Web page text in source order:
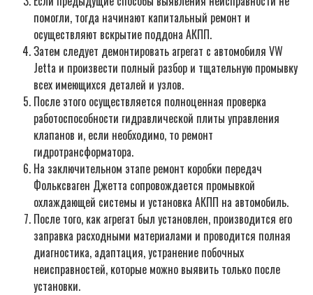
помогли, тогда начинают капитальный ремонт и
осуществляют вскрытие поддона АКПП.
Затем следует демонтировать агрегат с автомобиля VW
Jetta и произвести полный разбор и тщательную промывку
всех имеющихся деталей и узлов.
После этого осуществляется полноценная проверка
работоспособности гидравлической плиты управления
клапанов и, если необходимо, то ремонт
гидротрансформатора.
На заключительном этапе ремонт коробки передач
Фольксваген Джетта сопровождается промывкой
охлаждающей системы и установка АКПП на автомобиль.
После того, как агрегат был установлен, производится его
заправка расходными материалами и проводится полная
диагностика, адаптация, устранение побочных
неисправностей, которые можно выявить только после
установки.